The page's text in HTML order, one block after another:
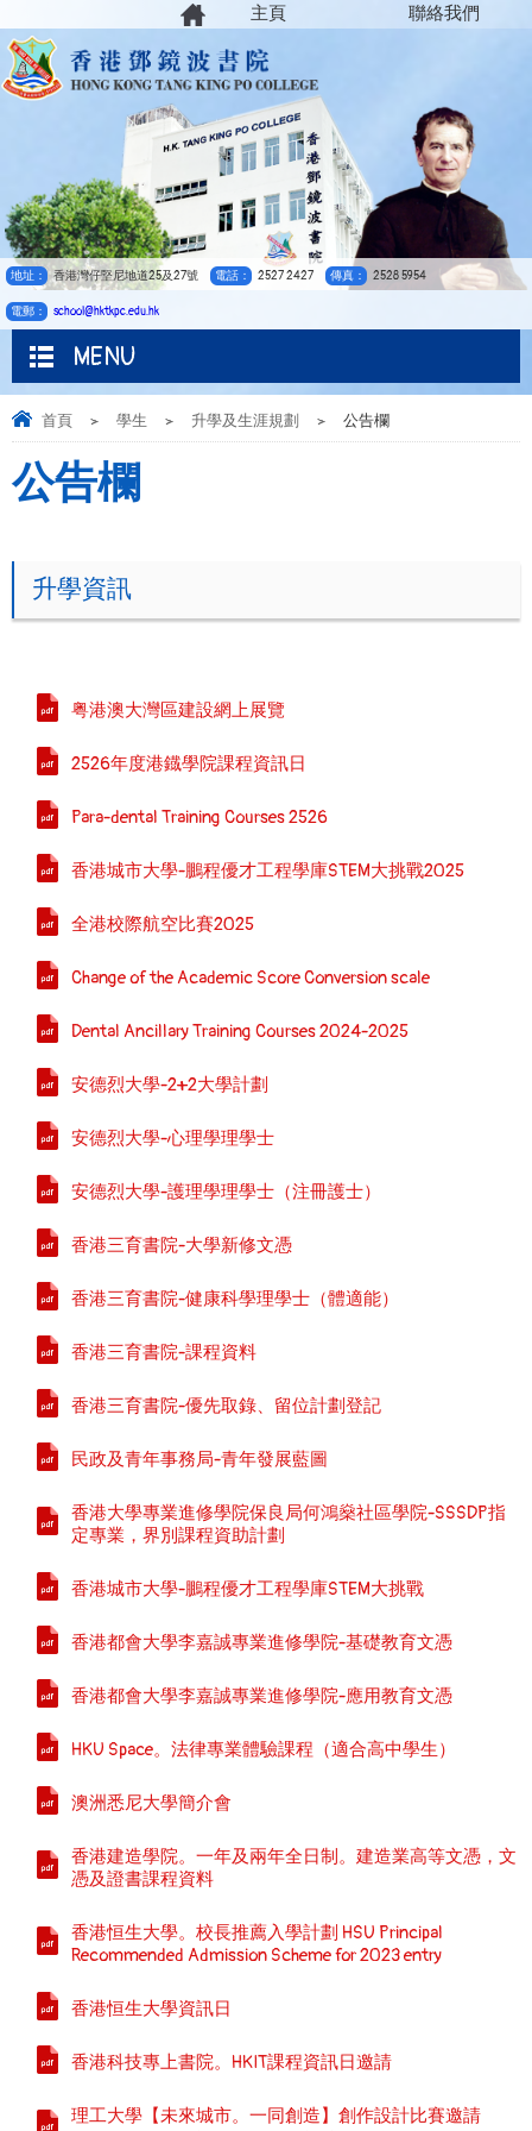
地址： 香港灣仔堅尼地道25及27號 電話： 2527 2427 傳真： 2528 5954
電郵： school@hktkpc.edu.hk
聯絡我們
主頁
MENU
首頁 > 學生 > 升學及生涯規劃 > 公告欄
公告欄
升學資訊
粤港澳大灣區建設網上展覽
2526年度港鐡學院課程資訊日
Para-dental Training Courses 2526
香港城市大學-鵬程優才工程學庫STEM大挑戰2025
全港校際航空比賽2025
Change of the Academic Score Conversion scale
Dental Ancillary Training Courses 2024-2025
安德烈大學-2+2大學計劃
安德烈大學-心理學理學士
安德烈大學-護理學理學士（注冊護士）
香港三育書院-大學新修文憑
香港三育書院-健康科學理學士（體適能）
香港三育書院-課程資料
香港三育書院-優先取錄、留位計劃登記
民政及青年事務局-青年發展藍圖
香港大學專業進修學院保良局何鴻燊社區學院-SSSDP指
定專業，界別課程資助計劃
香港城市大學-鵬程優才工程學庫STEM大挑戰
香港都會大學李嘉誠專業進修學院-基礎教育文憑
香港都會大學李嘉誠專業進修學院-應用教育文憑
HKU Space。法律專業體驗課程（適合高中學生）
澳洲悉尼大學簡介會
香港建造學院。一年及兩年全日制。建造業高等文憑，文
憑及證書課程資料
香港恒生大學。校長推薦入學計劃 HSU Principal
Recommended Admission Scheme for 2023 entry
香港恒生大學資訊日
香港科技專上書院。HKIT課程資訊日邀請
理工大學【未來城市。一同創造】創作設計比賽邀請